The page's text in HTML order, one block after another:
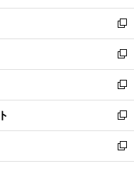
開
く
ウ
で
開
く
ン
ド
ウ
で
開
く
ウ
ィ
ン
ド
ウ
で
開
く
新
し
い
ウ
ィ
ン
ド
ウ
で
開
新
し
い
ウ
ィ
ン
ド
ウ
新
し
い
ウ
ィ
ン
新
し
い
ウ
新
し